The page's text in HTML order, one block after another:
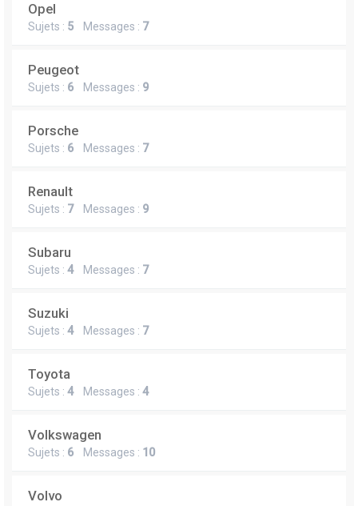
Opel
Sujets : 5 Messages : 7
Peugeot
Sujets : 6 Messages : 9
Porsche
Sujets : 6 Messages : 7
Renault
Sujets : 7Messages : 9
Subaru
Sujets : 4Messages : 7
Suzuki
Sujets : 4Messages : 7
Toyota
Sujets : 4Messages : 4
Volkswagen
Sujets : 6 Messages : 10
Volvo